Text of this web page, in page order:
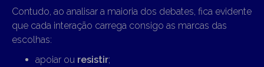
Contudo, ao analisar a maioria dos debates, fica evidente
que cada interação carrega consigo as marcas das
escolhas:
apoiar ou resistir;